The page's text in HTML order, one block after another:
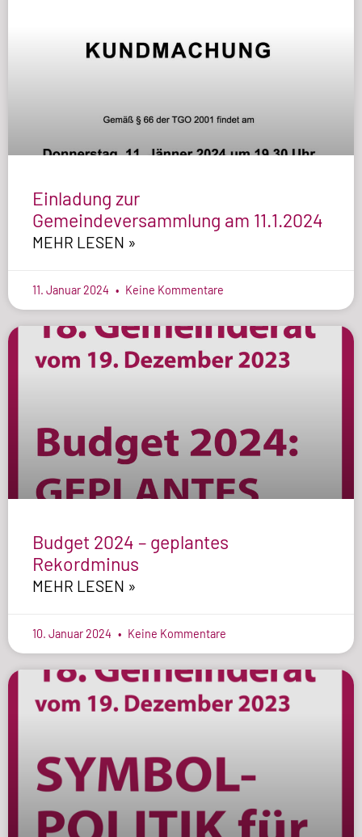
Einladung zur
Gemeindeversammlung am 11.1.2024
MEHR LESEN »
11. Januar 2024 Keine Kommentare
Budget 2024 – geplantes
Rekordminus
MEHR LESEN »
10. Januar 2024 Keine Kommentare